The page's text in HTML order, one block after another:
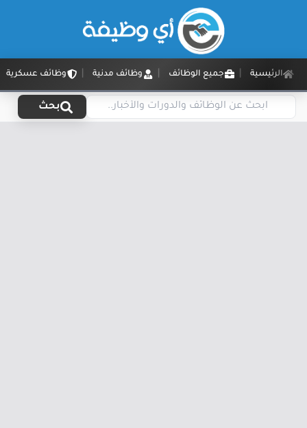
الرئيسية جميع الوظائف وظائف مدنية وظائف عسكرية
بحث